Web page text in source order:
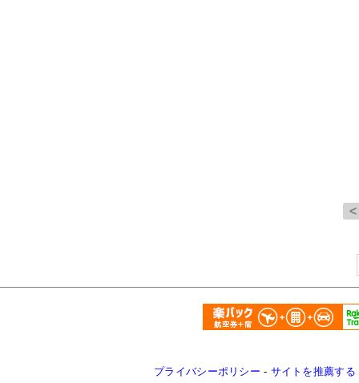
プライバシーポリシー - サイトを推薦する